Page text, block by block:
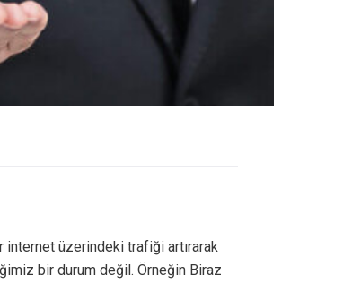
internet üzerindeki trafiği artırarak
bir durum değil. Örneğin Biraz